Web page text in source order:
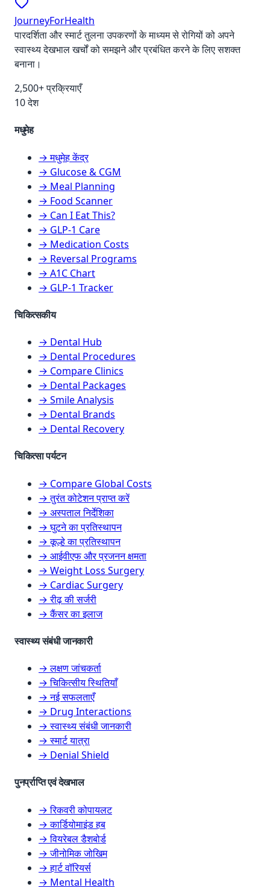
JourneyForHealth
पारदर्शिता और स्मार्ट तुलना उपकरणों के माध्यम से रोगियों को अपने
स्वास्थ्य देखभाल खर्चों को समझने और प्रबंधित करने के लिए सशक्त
बनाना।
2,500+ प्रक्रियाएँ
10 देश
मधुमेह
→ मधुमेह केंद्र
→ Glucose & CGM
→ Meal Planning
→ Food Scanner
→ Can I Eat This?
→ GLP-1 Care
→ Medication Costs
→ Reversal Programs
→ A1C Chart
→ GLP-1 Tracker
चिकित्सकीय
→ Dental Hub
→ Dental Procedures
→ Compare Clinics
→ Dental Packages
→ Smile Analysis
→ Dental Brands
→ Dental Recovery
चिकित्सा पर्यटन
→ Compare Global Costs
→ तुरंत कोटेशन प्राप्त करें
→ अस्पताल निर्देशिका
→ घुटने का प्रतिस्थापन
→ कूल्हे का प्रतिस्थापन
→ आईवीएफ और प्रजनन क्षमता
→ Weight Loss Surgery
→ Cardiac Surgery
→ रीढ़ की सर्जरी
→ कैंसर का इलाज
स्वास्थ्य संबंधी जानकारी
→ लक्षण जांचकर्ता
→ चिकित्सीय स्थितियाँ
→ नई सफलताएँ
→ Drug Interactions
→ स्वास्थ्य संबंधी जानकारी
→ स्मार्ट यात्रा
→ Denial Shield
पुनर्प्राप्ति एवं देखभाल
→ रिकवरी कोपायलट
→ कार्डियोमाइंड हब
→ वियरेबल डैशबोर्ड
→ जीनोमिक जोखिम
→ हार्ट वॉरियर्स
→ Mental Health